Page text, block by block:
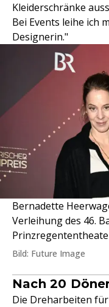
Kleiderschränke
Bei Events leihe ich
Designerin."
Bernadette
Verleihung des 46.
Bild: Future Image
Nach 20
Die Dreharbeiten